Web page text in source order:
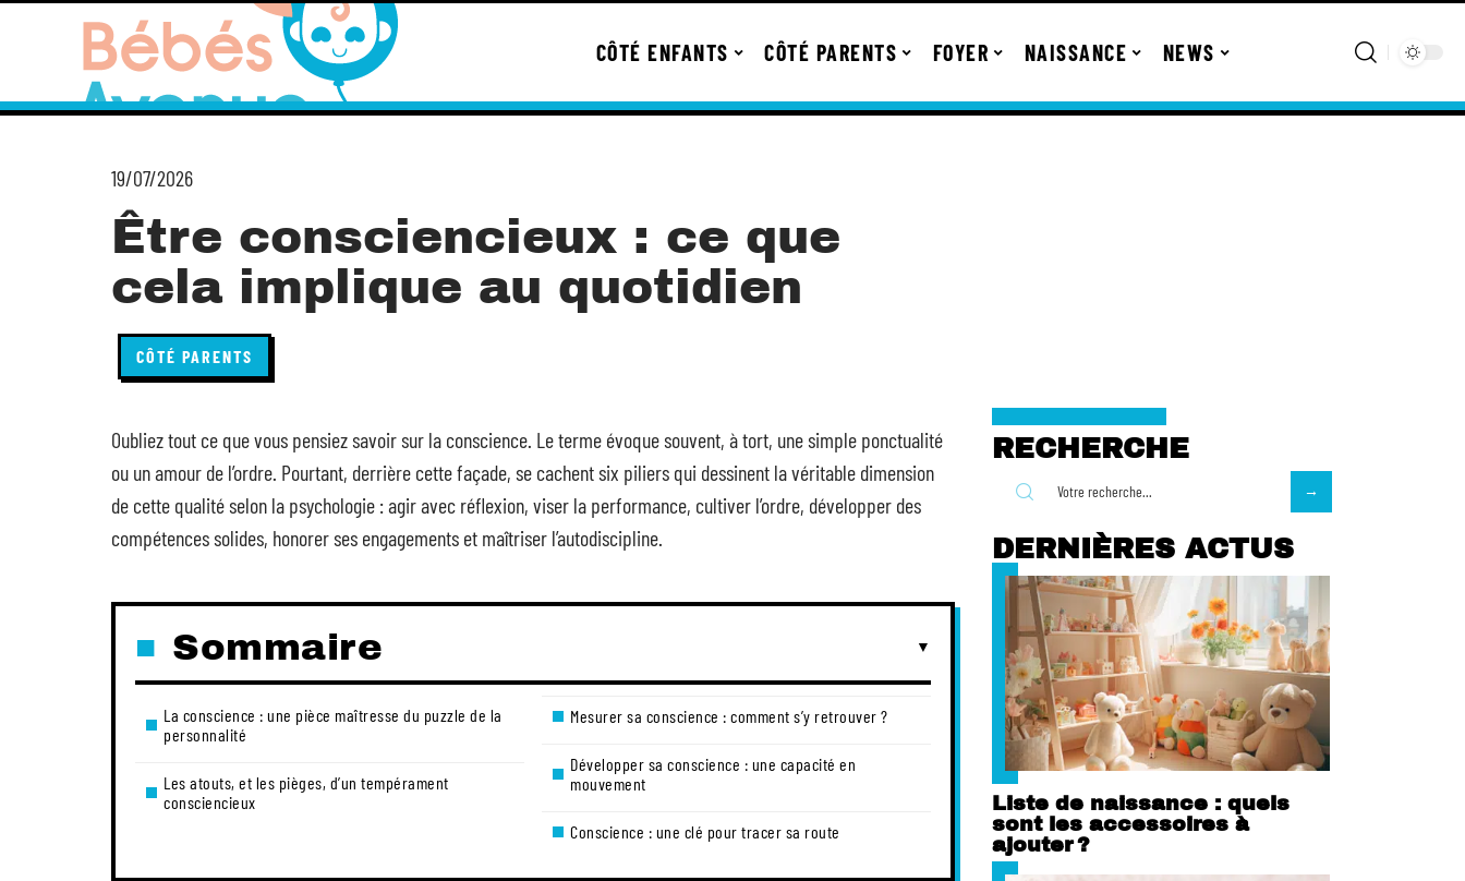
CÔTÉ ENFANTS CÔTÉ PARENTS FOYER NAISSANCE NEWS
19/07/2026
Être consciencieux : ce que
cela implique au quotidien
CÔTÉ PARENTS
Oubliez tout ce que vous pensiez savoir sur la conscience. Le terme évoque souvent, à tort, une simple ponctualité
ou un amour de l’ordre. Pourtant, derrière cette façade, se cachent six piliers qui dessinent la véritable dimension
de cette qualité selon la psychologie : agir avec réflexion, viser la performance, cultiver l’ordre, développer des
compétences solides, honorer ses engagements et maîtriser l’autodiscipline.
Sommaire
La conscience : une pièce maîtresse du puzzle de la
personnalité
Les atouts, et les pièges, d’un tempérament
consciencieux
Mesurer sa conscience : comment s’y retrouver ?
Développer sa conscience : une capacité en
mouvement
Conscience : une clé pour tracer sa route
RECHERCHE
DERNIÈRES ACTUS
Liste de naissance : quels
sont les accessoires à
ajouter ?